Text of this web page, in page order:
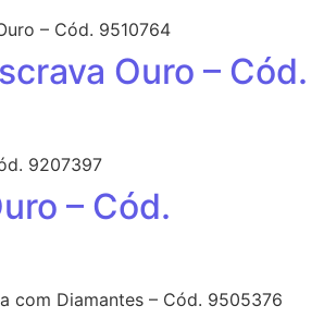
Ouro – Cód.
– Cód.